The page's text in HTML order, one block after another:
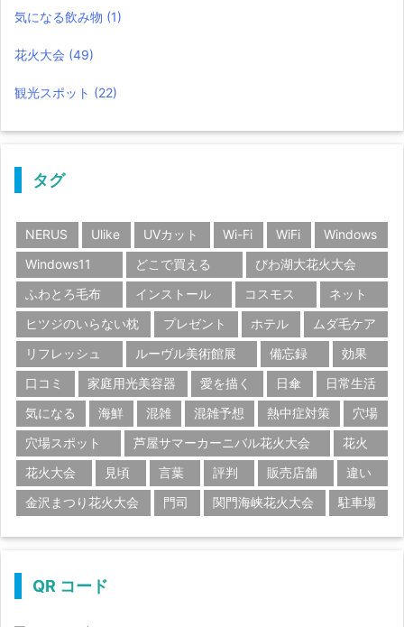
気になる飲み物 (1)
花火大会 (49)
観光スポット (22)
タグ
NERUS Ulike UVカット Wi-Fi WiFi
Windows
Windows11
どこで買える
びわ湖大花火大会
ふわとろ毛布
インストール コスモス
ネット
ヒツジのいらない枕
プレゼント ホテル
ムダ毛ケア
リフレッシュ
ルーヴル美術館展 備忘録
効果
口コミ
家庭用光美容器 愛を描く 日傘
日常生活
気になる
海鮮 混雑 混雑予想 熱中症対策
穴場
穴場スポット
芦屋サマーカーニバル花火大会
花火
花火大会
見頃 言葉 評判 販売店舗
違い
金沢まつり花火大会
門司 関門海峡花火大会 駐車場
QR コード